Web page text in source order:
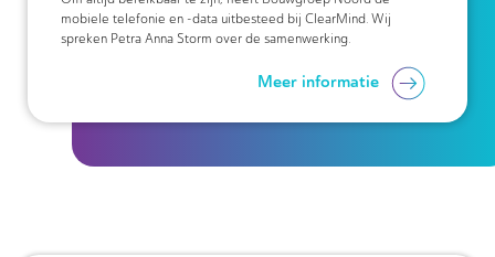
mobiele telefonie en -data uitbesteed bij ClearMind. Wij
spreken Petra Anna Storm over de samenwerking.
Meer informatie